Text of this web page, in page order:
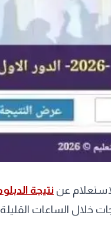
عن نتيجة
خلال الساعات